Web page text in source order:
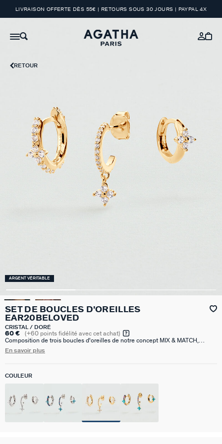
LIVRAISON OFFERTE DÈS 55€ | RETOURS SOUS 30 JOURS | PAYPAL 4X
RETOUR
ARGENT VÉRITABLE
SET DE BOUCLES D'OREILLES
EAR20BELOVED
CRISTAL / DORÉ
60 € (+60 points fidélité avec cet achat)
Composition de trois boucles d'oreilles de notre concept MIX & MATCH,
réalisée en argent 925 doré à l'or 750/1000e - 18 carats et pavée d'oxydes
En savoir plus
COULEUR